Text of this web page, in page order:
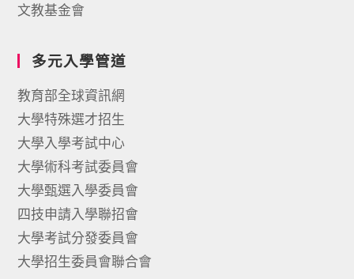
文教基金會
多元入學管道
教育部全球資訊網
大學特殊選才招生
大學入學考試中心
大學術科考試委員會
大學甄選入學委員會
四技申請入學聯招會
大學考試分發委員會
大學招生委員會聯合會